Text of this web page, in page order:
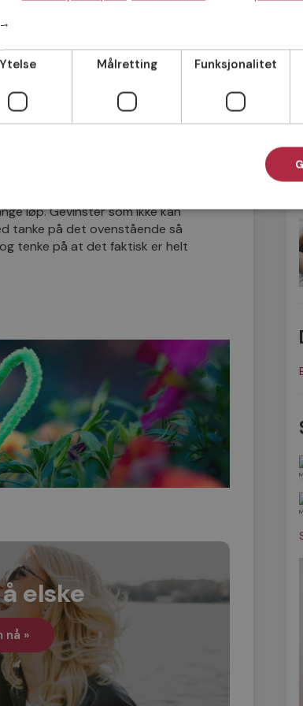
snorker eller prater i søvne,
kan hente seg inn etter
en lavere gjennomsnitts-BMI
ikke tatt helt ut av luften.
også viser at gifte par
virkelig lengter etter et
prøve å finne noen å dele livet
løp. Gevinster som ikke kan
tanke på det ovenstående så
tenke på at det faktisk er helt
elske
nå »
Ytelse Målretting Funksjonalitet